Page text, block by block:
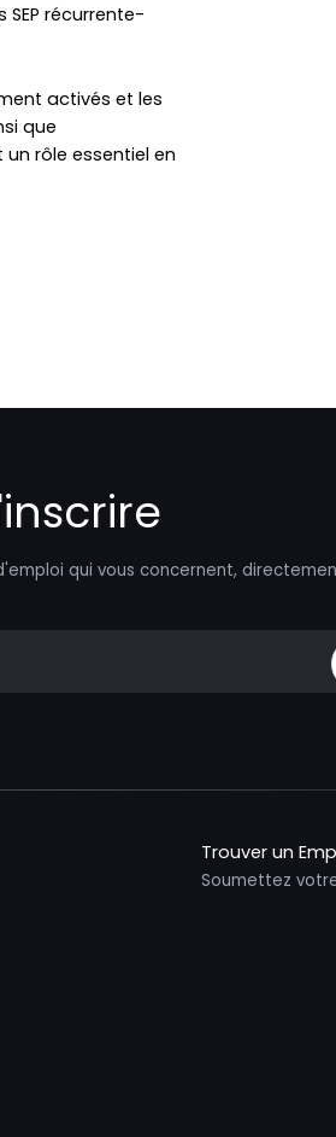
récurrente-
activés et les
que
rôle essentiel en
qui vous concernent,
Trouver un
Soumettez